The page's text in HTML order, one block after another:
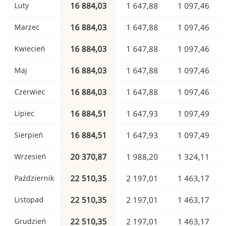
Luty 16 884,03 1 647,88 1 097,46
Marzec 16 884,03 1 647,88 1 097,46
Kwiecień 16 884,03 1 647,88 1 097,46
Maj 16 884,03 1 647,88 1 097,46
Czerwiec 16 884,03 1 647,88 1 097,46
Lipiec 16 884,51 1 647,93 1 097,49
Sierpień 16 884,51 1 647,93 1 097,49
Wrzesień 20 370,87 1 988,20 1 324,11
Październik 22 510,35 2 197,01 1 463,17
Listopad 22 510,35 2 197,01 1 463,17
Grudzień 22 510,35 2 197,01 1 463,17